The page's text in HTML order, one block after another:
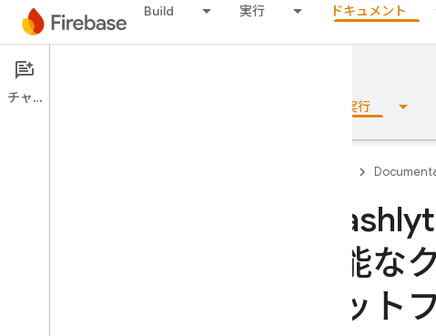
Build 実行 ドキュメント
Documentation
概要 実行
可能
ラット
チャット